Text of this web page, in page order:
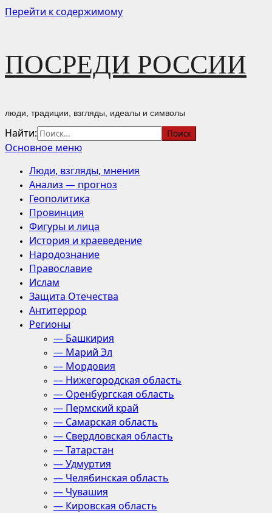
Перейти к содержимому
ПОСРЕДИ РОССИИ
люди, традиции, взгляды, идеалы и символы
Найти:
Основное меню
Люди, взгляды, мнения
Анализ — прогноз
Геополитика
Провинция
Фигуры и лица
История и краеведение
Народознание
Православие
Ислам
Защита Отечества
Антитеррор
Регионы
— Башкирия
— Марий Эл
— Мордовия
— Нижегородская область
— Оренбургская область
— Пермский край
— Самарская область
— Свердловская область
— Татарстан
— Удмуртия
— Челябинская область
— Чувашия
— Кировская область